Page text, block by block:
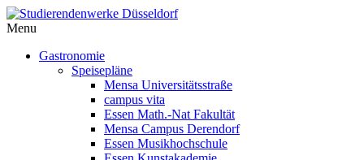
Menu
Gastronomie
Speisepläne
Mensa Universitätsstraße
campus vita
Essen Math.-Nat Fakultät
Mensa Campus Derendorf
Essen Musikhochschule